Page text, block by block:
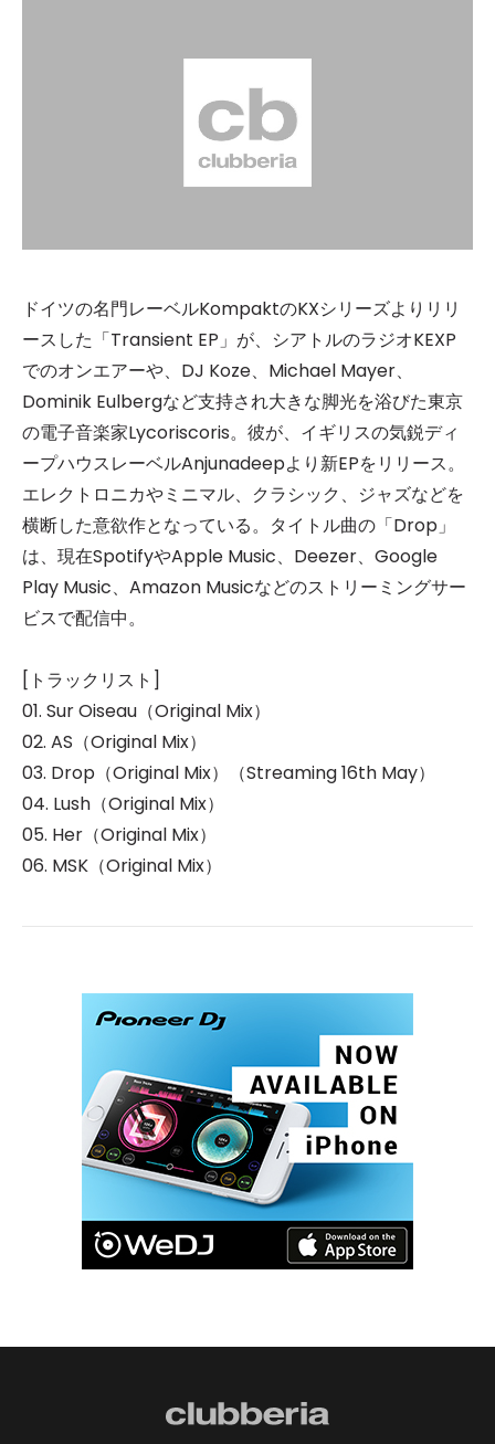
ドイツの名門レーベルKompaktのKXシリーズよりリリ
ースした「Transient EP」が、シアトルのラジオKEXP
でのオンエアーや、DJ Koze、Michael Mayer、
Dominik Eulbergなど支持され大きな脚光を浴びた東京
の電子音楽家Lycoriscoris。彼が、イギリスの気鋭ディ
ープハウスレーベルAnjunadeepより新EPをリリース。
エレクトロニカやミニマル、クラシック、ジャズなどを
横断した意欲作となっている。タイトル曲の「Drop」
は、現在SpotifyやApple Music、Deezer、Google
Play Music、Amazon Musicなどのストリーミングサー
ビスで配信中。
[トラックリスト]
01. Sur Oiseau（Original Mix）
02. AS（Original Mix）
03. Drop（Original Mix）（Streaming 16th May）
04. Lush（Original Mix）
05. Her（Original Mix）
06. MSK（Original Mix）